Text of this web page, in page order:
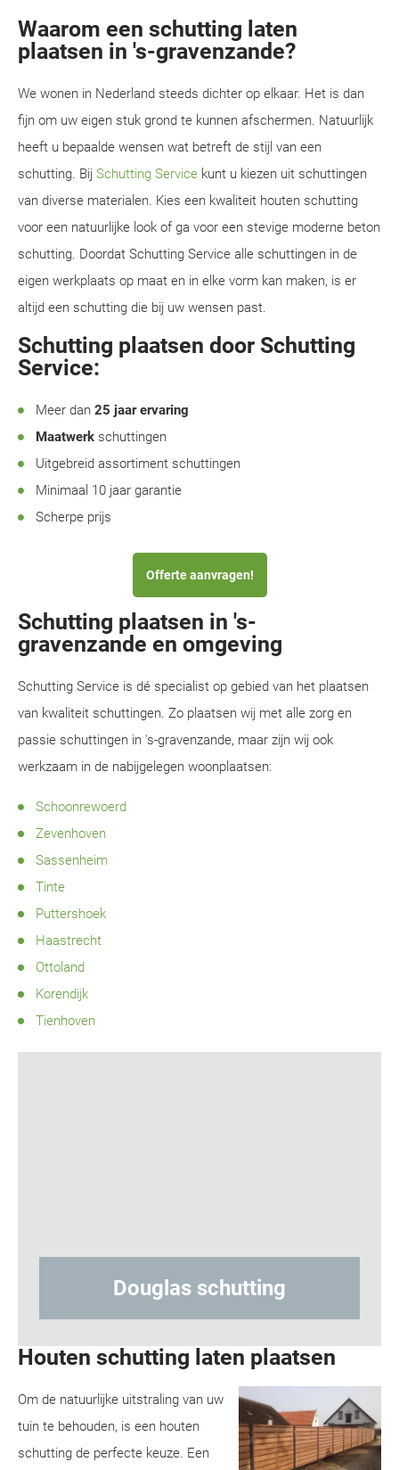
Waarom een schutting laten
plaatsen in 's-gravenzande?
We wonen in Nederland steeds dichter op elkaar. Het is dan
fijn om uw eigen stuk grond te kunnen afschermen. Natuurlijk
heeft u bepaalde wensen wat betreft de stijl van een
schutting. Bij Schutting Service kunt u kiezen uit schuttingen
van diverse materialen. Kies een kwaliteit houten schutting
voor een natuurlijke look of ga voor een stevige moderne beton
schutting. Doordat Schutting Service alle schuttingen in de
eigen werkplaats op maat en in elke vorm kan maken, is er
altijd een schutting die bij uw wensen past.
Schutting plaatsen door Schutting
Service:
Meer dan 25 jaar ervaring
Maatwerk schuttingen
Uitgebreid assortiment schuttingen
Minimaal 10 jaar garantie
Scherpe prijs
Offerte aanvragen!
Schutting plaatsen in 's-
gravenzande en omgeving
Schutting Service is dé specialist op gebied van het plaatsen
van kwaliteit schuttingen. Zo plaatsen wij met alle zorg en
passie schuttingen in 's-gravenzande, maar zijn wij ook
werkzaam in de nabijgelegen woonplaatsen:
Schoonrewoerd
Zevenhoven
Sassenheim
Tinte
Puttershoek
Haastrecht
Ottoland
Korendijk
Tienhoven
Hout-betonschutting
Houten schutting laten plaatsen
Om de natuurlijke uitstraling van uw
tuin te behouden, is een houten
schutting de perfecte keuze. Een